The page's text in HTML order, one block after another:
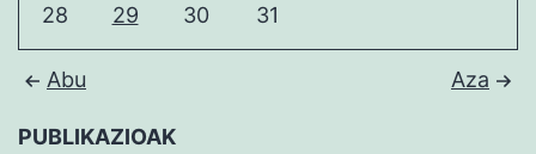
28 29 30 31
Abu Aza
PUBLIKAZIOAK